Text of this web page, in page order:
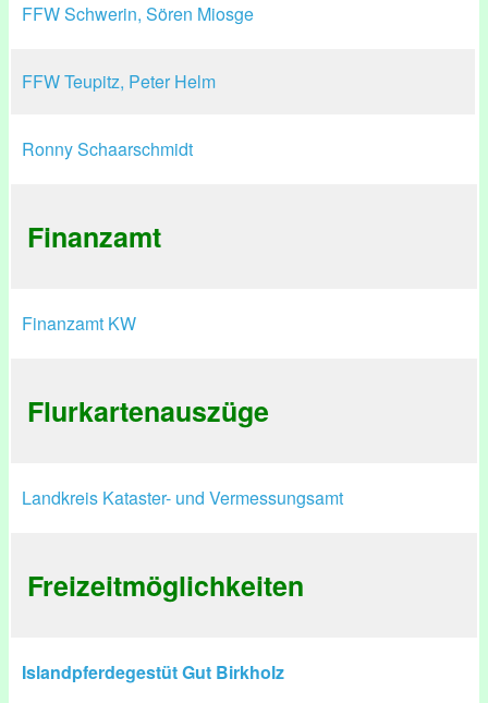
FFW Schwerin, Sören Miosge
FFW Teupitz, Peter Helm
Ronny Schaarschmidt
Finanzamt
Finanzamt KW
Flurkartenauszüge
Landkreis Kataster- und Vermessungsamt
Freizeitmöglichkeiten
Islandpferdegestüt Gut Birkholz